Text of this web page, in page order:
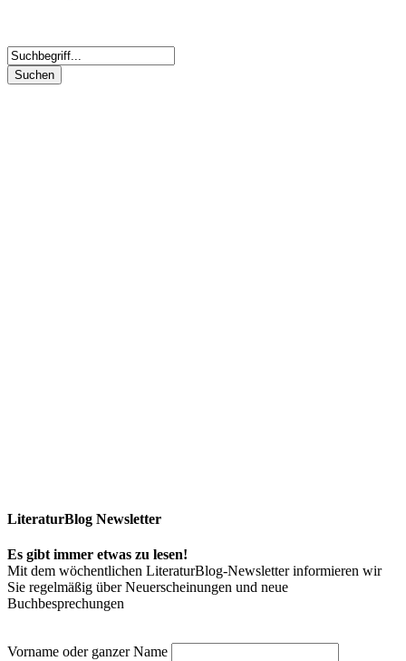
LiteraturBlog Newsletter
Es gibt immer etwas zu lesen!
Mit dem wöchentlichen LiteraturBlog-Newsletter informieren wir
Sie regelmäßig über Neuerscheinungen und neue
Buchbesprechungen
Vorname oder ganzer Name